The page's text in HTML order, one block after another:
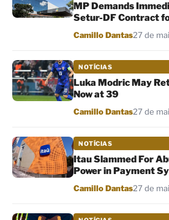
MP Demands
Setur-DF Contract
Por
Camillo Dantas27 de
NOTÍCIAS
Luka Modric May
Now at 39
Por
Camillo Dantas27 de
NOTÍCIAS
Itau Slammed For
Power in Payment
Por
Camillo Dantas27 de